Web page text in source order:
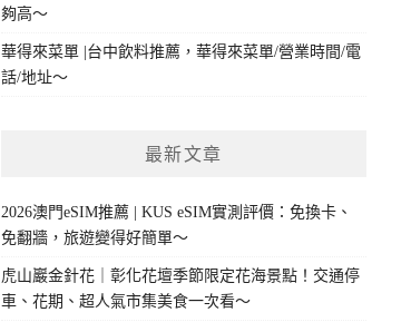
夠高～
華得來菜單 |台中飲料推薦，華得來菜單/營業時間/電
話/地址～
最新文章
2026澳門eSIM推薦 | KUS eSIM實測評價：免換卡、
免翻牆，旅遊變得好簡單～
虎山巖金針花｜彰化花壇季節限定花海景點！交通停
車、花期、超人氣市集美食一次看～